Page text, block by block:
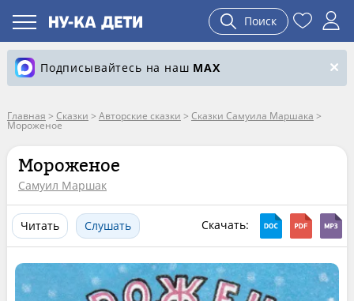
Поиск
Подписывайтесь на наш MAX
Главная > Сказки > Авторские сказки > Сказки Самуила Маршака >
Мороженое
Мороженое
Самуил Маршак
Читать Слушать Скачать: